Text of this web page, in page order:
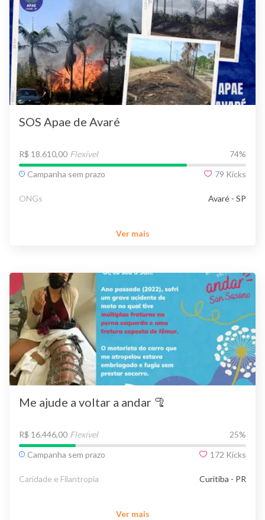
SOS Apae de Avaré
R$ 18.610,00 Flexível 74%
Campanha sem prazo
79 Kicks
ONGs Avaré - SP
Ver mais
Me ajude a voltar a andar 🦿
R$ 16.446,00 Flexível 25%
Campanha sem prazo
172 Kicks
Caridade e Filantropia Curitiba - PR
Ver mais